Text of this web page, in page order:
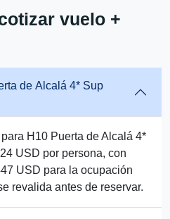
vuelo +
de Alcalá 4* Sup
H10 Puerta de Alcalá 4*
USD por persona, con
USD para la ocupación
revalida antes de reservar.